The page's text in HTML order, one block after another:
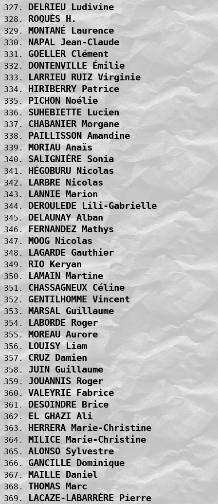
327. DELRIEU Ludivine
328. ROQUÈS H.
329. MONTANÉ Laurence
330. NAPAL Jean-Claude
331. GOELLER Clément
332. DONTENVILLE Émilie
333. LARRIEU RUIZ Virginie
334. HIRIBERRY Patrice
335. PICHON Noélie
336. SUHEBIETTE Lucien
337. CHABANIER Morgane
338. PAILLISSON Amandine
339. MORIAU Anaïs
340. SALIGNIÈRE Sonia
341. HÉGOBURU Nicolas
342. LARBRE Nicolas
343. LANNIE Marion
344. DEROULEDE Lili-Gabrielle
345. DELAUNAY Alban
346. FERNANDEZ Mathys
347. MOOG Nicolas
348. LAGARDE Gauthier
349. RIO Keryan
350. LAMAIN Martine
351. CHASSAGNEUX Céline
352. GENTILHOMME Vincent
353. MARSAL Guillaume
354. LABORDE Roger
355. MOREAU Aurore
356. LOUISY Liam
357. CRUZ Damien
358. JUIN Guillaume
359. JOUANNIS Roger
360. VALEYRIE Fabrice
361. DESOINDRE Brice
362. EL GHAZI Ali
363. HERRERA Marie-Christine
364. MILICE Marie-Christine
365. ALONSO Sylvestre
366. GANCILLE Dominique
367. MAILLE Daniel
368. THOMAS Marc
369. LACAZE-LABARRÈRE Pierre